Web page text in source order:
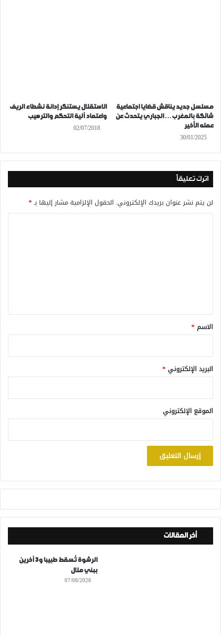
مسلسل جديد يناقش قضايا اجتماعية
شائكة بالمغرب… الجباري يتحدث عن
عمله الأخير
30/01/2025
الاستقلال يستنكر إدانة نشطاء الريف
واعتماد آلية التحكم والترهيب
02/07/2018
اترك تعليقاً
لن يتم نشر عنوان بريدك الإلكتروني. الحقول الإلزامية مشار إليها بـ*
*
الاسم *
البريد الإلكتروني *
الموقع الإلكتروني
أخر المقالات
الرشوة تُسقط طبيبا و3 آخرين
ببني ملال
07/08/2026